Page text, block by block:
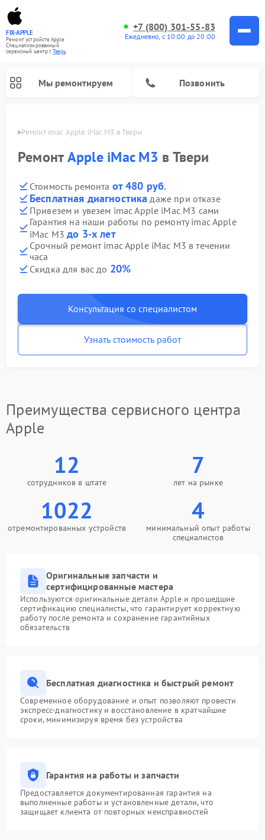
FIX-APPLE
Ремонт устройств Apple
Специализированный
cервисный центр г.Тверь
+7 (800) 301-55-83
Ежедневно, с 10:00 до 20:00
Мы ремонтируем Позвонить
Ремонт imac Apple iMac M3 в Твери
РемонтApple iMac M3 в Твери
Стоимость ремонта от 480 руб.
Бесплатная диагностика даже при отказе
Привезем и увезем imac Apple iMac M3 сами
Гарантия на наши работы по ремонту imac Apple
iMac M3до 3-х лет
Срочный ремонт imac Apple iMac M3 в течении
часа
Скидка для вас до 20%
Консультация со специалистом
Узнать стоимость работ
Преимущества сервисного центра
Apple
12
сотрудников в штате
7
лет на рынке
1022
отремонтированных устройств
4
минимальный опыт работы
специалистов
Оригинальные запчасти и
сертифицированные мастера
Используются оригинальные детали Apple и прошедшие
сертификацию специалисты, что гарантирует корректную
работу после ремонта и сохранение гарантийных
обязательств
Бесплатная диагностика и быстрый ремонт
Современное оборудование и опыт позволяют провести
экспресс-диагностику и восстановление в кратчайшие
сроки, минимизируя время без устройства
Гарантия на работы и запчасти
Предоставляется документированная гарантия на
выполненные работы и установленные детали, что
защищает клиента от повторных неисправностей